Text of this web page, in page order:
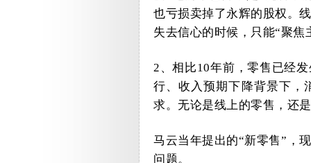
也亏损卖掉了永辉的股权。
失去信心的时候，只能“聚焦
2、相比10年前，零售已经
行、收入预期下降背景下，
求。无论是线上的零售，还
马云当年提出的“新零售”，
问题。